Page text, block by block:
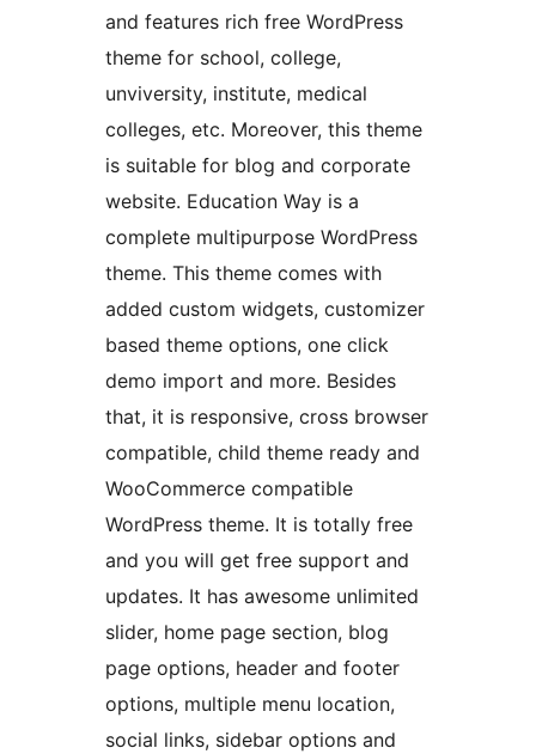
and features rich free WordPress
theme for school, college,
unviversity, institute, medical
colleges, etc. Moreover, this theme
is suitable for blog and corporate
website. Education Way is a
complete multipurpose WordPress
theme. This theme comes with
added custom widgets, customizer
based theme options, one click
demo import and more. Besides
that, it is responsive, cross browser
compatible, child theme ready and
WooCommerce compatible
WordPress theme. It is totally free
and you will get free support and
updates. It has awesome unlimited
slider, home page section, blog
page options, header and footer
options, multiple menu location,
social links, sidebar options and